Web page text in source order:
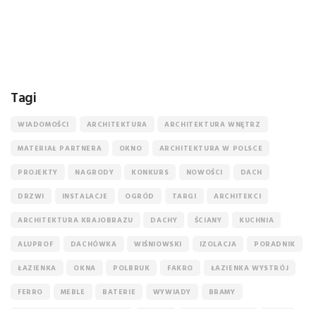
Tagi
WIADOMOŚCI ARCHITEKTURA ARCHITEKTURA WNĘTRZ
MATERIAŁ PARTNERA OKNO ARCHITEKTURA W POLSCE
PROJEKTY NAGRODY KONKURS NOWOŚCI DACH
DRZWI INSTALACJE OGRÓD TARGI ARCHITEKCI
ARCHITEKTURA KRAJOBRAZU DACHY ŚCIANY KUCHNIA
ALUPROF DACHÓWKA WIŚNIOWSKI IZOLACJA PORADNIK
ŁAZIENKA OKNA POLBRUK FAKRO ŁAZIENKA WYSTRÓJ
FERRO MEBLE BATERIE WYWIADY BRAMY